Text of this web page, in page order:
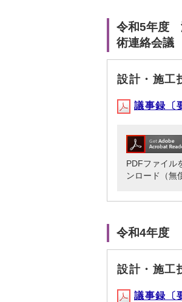
令和5年度
術連絡会議
設計・施工
議事録〔
PDFファイル
ンロード（無
令和4年度
設計・施工
議事録〔